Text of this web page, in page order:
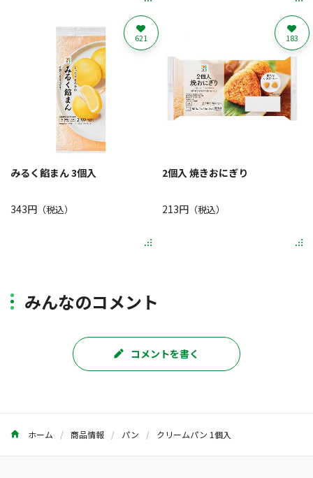
みるく餡まん 3個入
343円 （税込）
621
2個入 焼きおにぎり
213円（税込）
183
みんなのコメント
コメントを書く
ホーム 商品情報 パン クリームパン 1個入